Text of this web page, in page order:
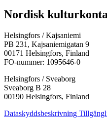
Facebook:
Öppnas
en
ny
flik
Instagram:
Öppnas
en
ny
flik
TikTok:
Öppnas
en
ny
flik
Youtube:
Öppnas
en
ny
flik
Vimeo:
Öppnas
en
ny
flik
Nordisk
Helsingfors / Kajsaniemi
PB 231, Kajsaniemigatan 9
00171 Helsingfors, Finland
FO-nummer: 1095646-0
Helsingfors / Sveaborg
Sveaborg B 28
00190 Helsingfors, Finland
Dataskyddsbeskrivning